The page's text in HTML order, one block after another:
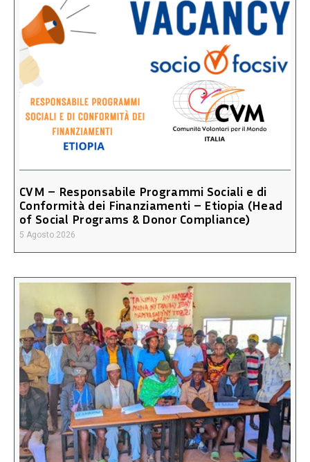
CVM – Responsabile Programmi Sociali e di
Conformità dei Finanziamenti – Etiopia (Head
of Social Programs & Donor Compliance)
5 Agosto 2026